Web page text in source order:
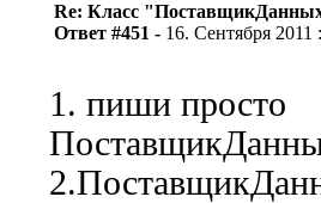
Re: Класс
Ответ #451 - 16. Сентября 2011
1. пиши просто